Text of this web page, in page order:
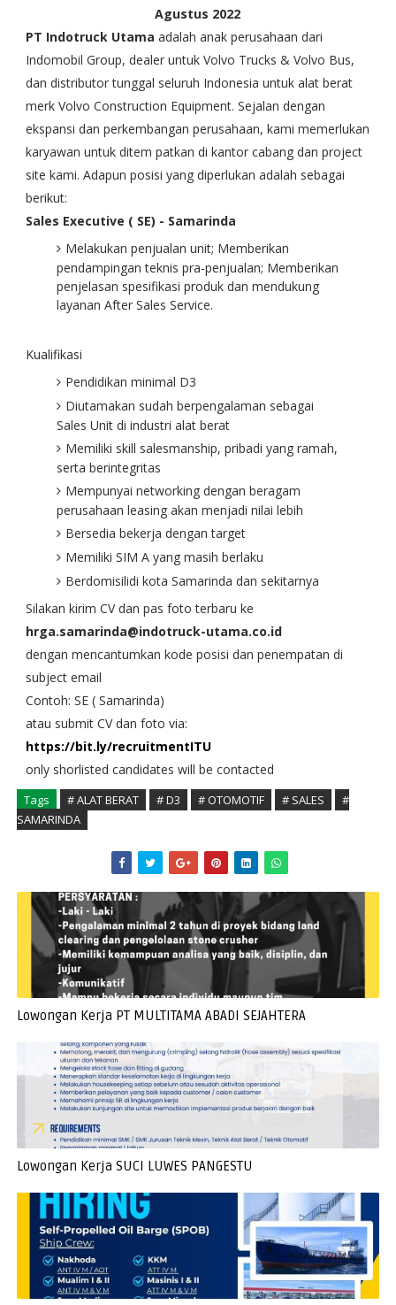
Agustus 2022
PT Indotruck Utama adalah anak perusahaan dari
Indomobil Group, dealer untuk Volvo Trucks & Volvo Bus,
dan distributor tunggal seluruh Indonesia untuk alat berat
merk Volvo Construction Equipment. Sejalan dengan
ekspansi dan perkembangan perusahaan, kami memerlukan
karyawan untuk ditem patkan di kantor cabang dan project
site kami. Adapun posisi yang diperlukan adalah sebagai
berikut:
Sales Executive ( SE) - Samarinda
Melakukan penjualan unit; Memberikan
pendampingan teknis pra-penjualan; Memberikan
penjelasan spesifikasi produk dan mendukung
layanan After Sales Service.
Kualifikasi
Pendidikan minimal D3
Diutamakan sudah berpengalaman sebagai
Sales Unit di industri alat berat
Memiliki skill salesmanship, pribadi yang ramah,
serta berintegritas
Mempunyai networking dengan beragam
perusahaan leasing akan menjadi nilai lebih
Bersedia bekerja dengan target
Memiliki SIM A yang masih berlaku
Berdomisilidi kota Samarinda dan sekitarnya
Silakan kirim CV dan pas foto terbaru ke
hrga.samarinda@indotruck-utama.co.id
dengan mencantumkan kode posisi dan penempatan di
subject email
Contoh: SE ( Samarinda)
atau submit CV dan foto via:
https://bit.ly/recruitmentITU
only shorlisted candidates will be contacted
Tags # ALAT BERAT # D3 # OTOMOTIF # SALES
#
SAMARINDA
Lowongan Kerja PT MULTITAMA ABADI SEJAHTERA
Lowongan Kerja SUCI LUWES PANGESTU